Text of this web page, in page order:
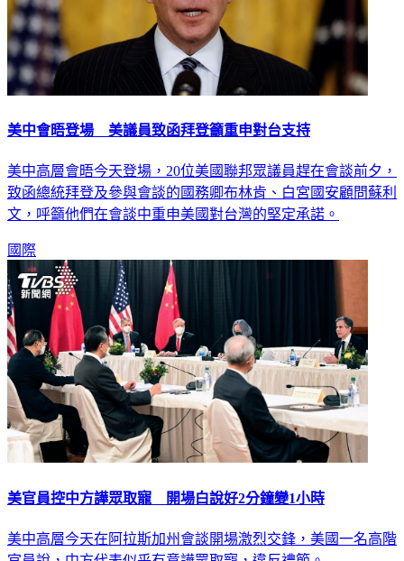
美中會晤登場 美議員致函拜登籲重申對台支持
美中高層會晤今天登場，20位美國聯邦眾議員趕在會談前夕，
致函總統拜登及參與會談的國務卿布林肯、白宮國安顧問蘇利
文，呼籲他們在會談中重申美國對台灣的堅定承諾。
國際
美官員控中方譁眾取寵 開場白說好2分鐘變1小時
美中高層今天在阿拉斯加州會談開場激烈交鋒，美國一名高階